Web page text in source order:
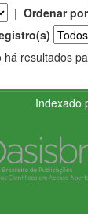
| Ordenar por
há resultados
Indexado